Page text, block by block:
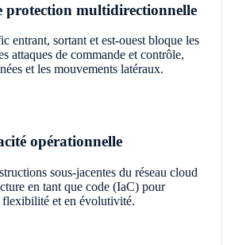
protection multidirectionnelle
entrant, sortant et est-ouest bloque les
attaques de commande et contrôle,
et les mouvements latéraux.
opérationnelle
sous-jacentes du réseau cloud
en tant que code (IaC) pour
flexibilité et en évolutivité.